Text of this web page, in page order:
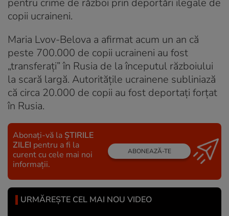
copii ucraineni.
Maria Lvov-Belova a afirmat acum un an că
peste 700.000 de copii ucraineni au fost
„transferați” în Rusia de la începutul războiului
la scară largă. Autoritățile ucrainene subliniază
că circa 20.000 de copii au fost deportați forțat
în Rusia.
Abonați-vă la ȘTIRILE
ZILEI pentru a fi la
curent cu cele mai noi
informații.
ABONEAZĂ-TE
URMĂREȘTE CEL MAI NOU VIDEO